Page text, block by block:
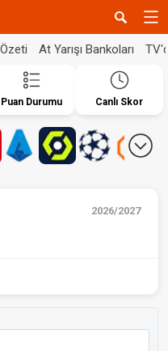
At Yarışı Bankoları
Puan Durumu Canlı Skor
2026/2027